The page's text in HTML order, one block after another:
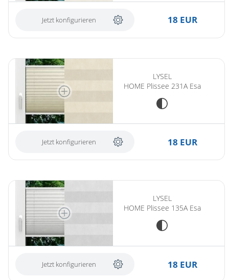
Jetzt konfigurieren 18 EUR
LYSEL
HOME Plissee 231A Esa
Jetzt konfigurieren 18 EUR
LYSEL
HOME Plissee 135A Esa
Jetzt konfigurieren 18 EUR